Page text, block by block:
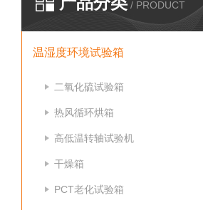
/ PRODUCT
温湿度环境试验箱
二氧化硫试验箱
热风循环烘箱
高低温转轴试验机
干燥箱
PCT老化试验箱